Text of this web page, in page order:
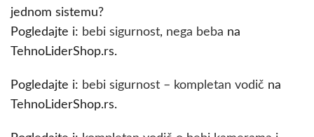
jednom sistemu?
Pogledajte i: bebi sigurnost, nega beba na
TehnoLiderShop.rs.
Pogledajte i: bebi sigurnost – kompletan vodič na
TehnoLiderShop.rs.